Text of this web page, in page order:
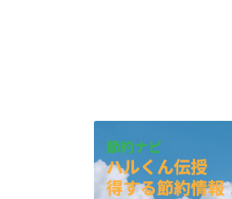
き
を
読